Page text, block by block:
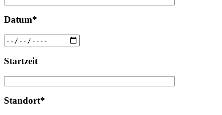
Datum*
Startzeit
Standort*